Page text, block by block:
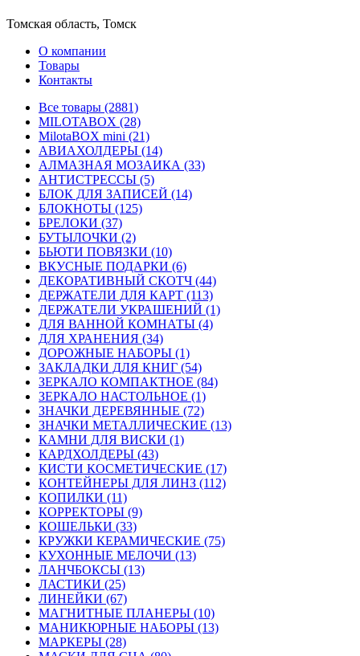
Томская область, Томск
О компании
Товары
Контакты
Все товары (2881)
MILOTABOX (28)
MilotaBOX mini (21)
АВИАХОЛДЕРЫ (14)
АЛМАЗНАЯ МОЗАИКА (33)
АНТИСТРЕССЫ (5)
БЛОК ДЛЯ ЗАПИСЕЙ (14)
БЛОКНОТЫ (125)
БРЕЛОКИ (37)
БУТЫЛОЧКИ (2)
БЬЮТИ ПОВЯЗКИ (10)
ВКУСНЫЕ ПОДАРКИ (6)
ДЕКОРАТИВНЫЙ СКОТЧ (44)
ДЕРЖАТЕЛИ ДЛЯ КАРТ (113)
ДЕРЖАТЕЛИ УКРАШЕНИЙ (1)
ДЛЯ ВАННОЙ КОМНАТЫ (4)
ДЛЯ ХРАНЕНИЯ (34)
ДОРОЖНЫЕ НАБОРЫ (1)
ЗАКЛАДКИ ДЛЯ КНИГ (54)
ЗЕРКАЛО КОМПАКТНОЕ (84)
ЗЕРКАЛО НАСТОЛЬНОЕ (1)
ЗНАЧКИ ДЕРЕВЯННЫЕ (72)
ЗНАЧКИ МЕТАЛЛИЧЕСКИЕ (13)
КАМНИ ДЛЯ ВИСКИ (1)
КАРДХОЛДЕРЫ (43)
КИСТИ КОСМЕТИЧЕСКИЕ (17)
КОНТЕЙНЕРЫ ДЛЯ ЛИНЗ (112)
КОПИЛКИ (11)
КОРРЕКТОРЫ (9)
КОШЕЛЬКИ (33)
КРУЖКИ КЕРАМИЧЕСКИЕ (75)
КУХОННЫЕ МЕЛОЧИ (13)
ЛАНЧБОКСЫ (13)
ЛАСТИКИ (25)
ЛИНЕЙКИ (67)
МАГНИТНЫЕ ПЛАНЕРЫ (10)
МАНИКЮРНЫЕ НАБОРЫ (13)
МАРКЕРЫ (28)